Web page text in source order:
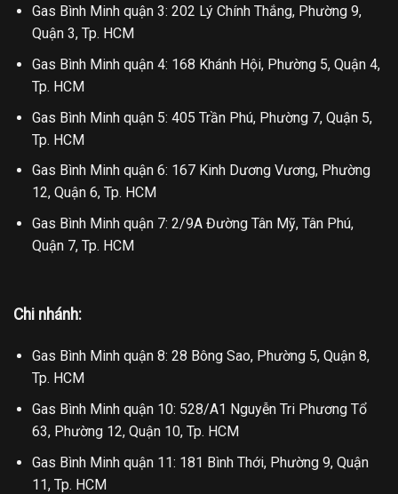
Gas Bình Minh quận 3: 202 Lý Chính Thắng, Phường 9,
Quận 3, Tp. HCM
Gas Bình Minh quận 4: 168 Khánh Hội, Phường 5, Quận 4,
Tp. HCM
Gas Bình Minh quận 5: 405 Trần Phú, Phường 7, Quận 5,
Tp. HCM
Gas Bình Minh quận 6: 167 Kinh Dương Vương, Phường
12, Quận 6, Tp. HCM
Gas Bình Minh quận 7: 2/9A Đường Tân Mỹ, Tân Phú,
Quận 7, Tp. HCM
Chi nhánh:
Gas Bình Minh quận 8: 28 Bông Sao, Phường 5, Quận 8,
Tp. HCM
Gas Bình Minh quận 10: 528/A1 Nguyễn Tri Phương Tổ
63, Phường 12, Quận 10, Tp. HCM
Gas Bình Minh quận 11: 181 Bình Thới, Phường 9, Quận
11, Tp. HCM